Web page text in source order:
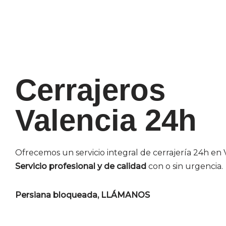
Cerrajeros
Valencia 24h
Ofrecemos un servicio integral de cerrajería 24h en
Servicio profesional y de calidad con o sin urgencia.
Persiana bloqueada, LLÁMANOS